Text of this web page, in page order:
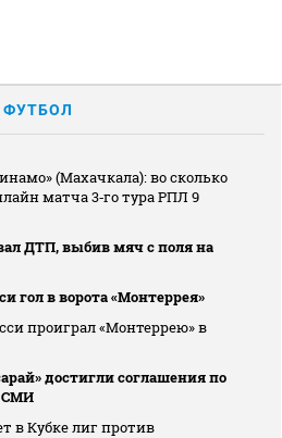
ФУТБОЛ
(Махачкала): во сколько
матча 3‑го тура РПЛ 9
ДТП, выбив мяч с поля на
гол в ворота «Монтеррея»
проиграл «Монтеррею» в
достигли соглашения по
СМИ
в Кубке лиг против